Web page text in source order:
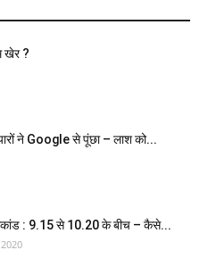
खेर ?
ने Google से पूंछा – लाश को...
: 9.15 से 10.20 के बीच – कैसे...